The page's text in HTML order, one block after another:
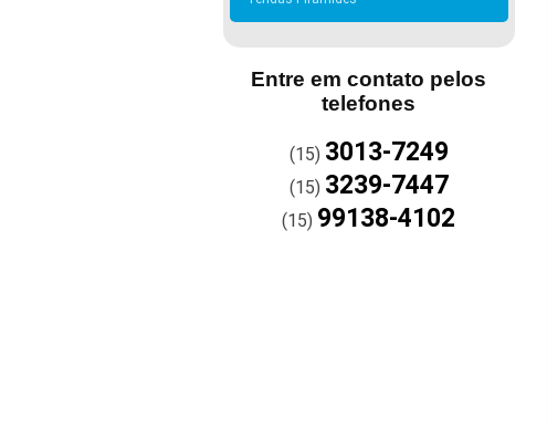
Entre em contato pelos
telefones
(15) 3013-7249
(15) 3239-7447
(15) 99138-4102